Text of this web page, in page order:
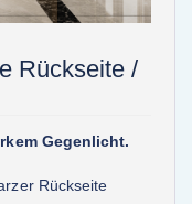
Rückseite /
Gegenlicht.
Rückseite